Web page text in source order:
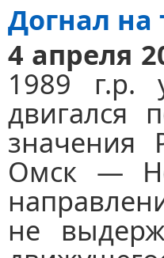
Догнал на
4 апреля
1989 г.р.
двигался
Омск —
не